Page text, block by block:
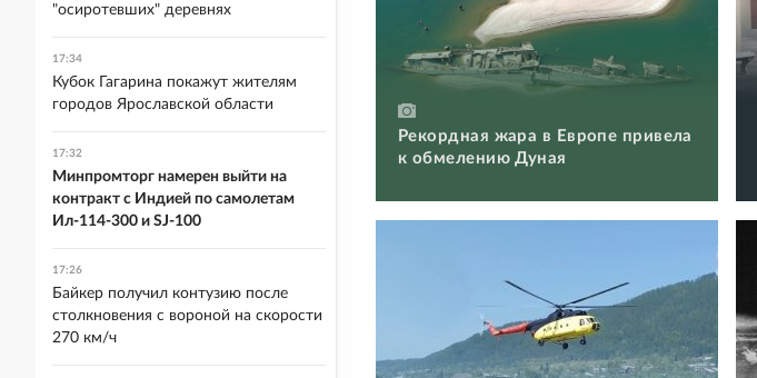
Рекордная жара в Европе привела
к обмелению Дуная
"осиротевших" деревнях
17:34
Кубок Гагарина покажут жителям
городов Ярославской области
17:32
Минпромторг намерен выйти на
контракт с Индией по самолетам
Ил-114-300 и SJ-100
17:26
Байкер получил контузию после
столкновения с вороной на скорости
270 км/ч